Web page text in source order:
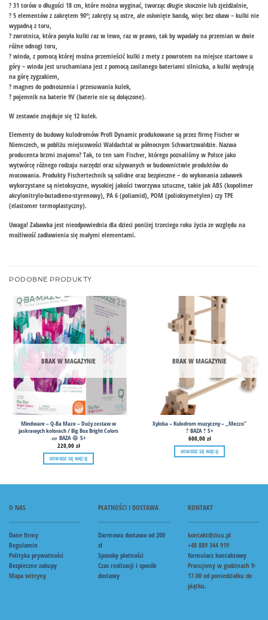
? 31 torów o długości 18 cm, które można wyginać, tworząc długie skocznie lub zjeżdżalnie,
? 5 elementów z zakrętem 90°; zakręty są ostre, ale osłonięte bandą, więc bez obaw – kulki nie
wypadną z toru,
? zwrotnica, która posyła kulki raz w lewo, raz w prawo, tak by wpadały na przemian w dwie
różne odnogi toru,
? winda, z pomocą której można przemieścić kulki z mety z powrotem na miejsce startowe u
góry – winda jest uruchamiana jest z pomocą zasilanego bateriami silniczka, a kulki wędrują
na górę zygzakiem,
? magnes do podnoszenia i przesuwania kulek,
? pojemnik na baterie 9V (baterie nie są dołączone).
W zestawie znajduje się 12 kulek.
Elementy do budowy kulodromów Profi Dynamic produkowane są przez firmę Fischer w
Niemczech, w pobliżu miejscowości Waldachtal w północnym Schwartzwaldzie. Nazwa
producenta brzmi znajomo? Tak, to ten sam Fischer, którego poznaliśmy w Polsce jako
wytwórcę różnego rodzaju narzędzi oraz używanych w budownictwie produktów do
mocowania. Produkty Fischertechnik są solidne oraz bezpieczne – do wykonania zabawek
wykorzystane są nietoksyczne, wysokiej jakości tworzywa sztuczne, takie jak ABS (kopolimer
akrylonitrylo-butadieno-styrenowy), PA 6 (poliamid), POM (polioksymetylen) czy TPE
(elastomer termoplastyczny).
Uwaga! Zabawka jest nieodpowiednia dla dzieci poniżej trzeciego roku życia ze względu na
możliwość zadławienia się małymi elementami.
PODOBNE PRODUKTY
BRAK W MAGAZYNIE
Mindware – Q-Ba Maze – Duży zestaw w
jaskrawych kolorach / Big Box Bright Colors
🧱 BAZA 🔵 5+
220,00 zł
DOWIEDZ SIĘ WIĘCEJ
BRAK W MAGAZYNIE
Xyloba – Kulodrom muzyczny – „Mezzo”
? BAZA ? 5+
600,00 zł
DOWIEDZ SIĘ WIĘCEJ
O NAS
Dane firmy
Regulamin
Polityka prywatności
Bezpieczne zakupy
Mapa witryny
PŁATNOŚCI I DOSTAWA
Darmowa dostawa od 200
zł
Sposoby płatności
Czas realizacji i sposób
dostawy
KONTAKT
kontakt@ziuu.pl
+48 889 344 919
formularz kontaktowy
Pracujemy w godzinach 9-
17.00 od poniedziałku do
piątku.